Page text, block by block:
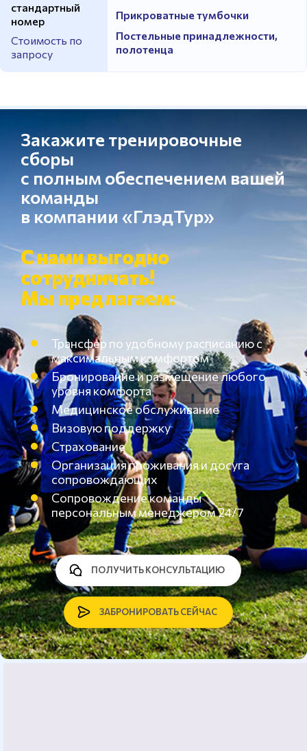
стандартный
номер
Стоимость по
запросу
Прикроватные тумбочки
Постельные принадлежности,
полотенца
Закажите тренировочные
сборы
с полным обеспечением вашей
команды
в компании «ГлэдТур»
С нами выгодно
сотрудничать!
Мы предлагаем:
Трансфер по удобному расписанию с
максимальным комфортом
Бронирование и размещение любого
уровня комфорта
Медицинское обслуживание
Визовую поддержку
Страхование
Организация проживания и досуга
сопровождающих
Сопровождение команды
персональным менеджером 24/7
ЗАБРОНИРОВАТЬ СЕЙЧАС
ПОЛУЧИТЬ КОНСУЛЬТАЦИЮ